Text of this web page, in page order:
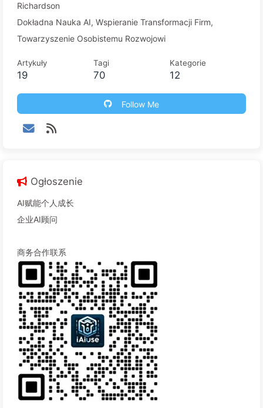
Richardson
Dokładna Nauka AI, Wspieranie Transformacji Firm,
Towarzyszenie Osobistemu Rozwojowi
Artykuły
19
Tagi
70
Kategorie
12
Follow Me
Ogłoszenie
AI赋能个人成长
企业AI顾问
商务合作联系